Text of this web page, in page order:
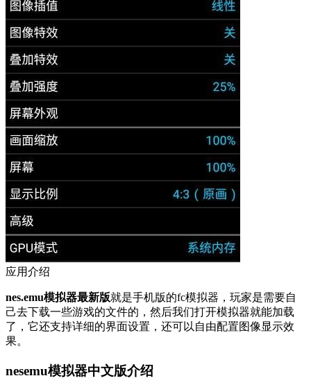
应用介绍
nes.emu模拟器最新版就是手机版的fc模拟器，玩家是需要自
己去下载一些游戏的文件的，然后我们打开模拟器就能加载
了，它还支持详细的界面设置，还可以自由配置图像显示效
果。
nesemu模拟器中文版介绍